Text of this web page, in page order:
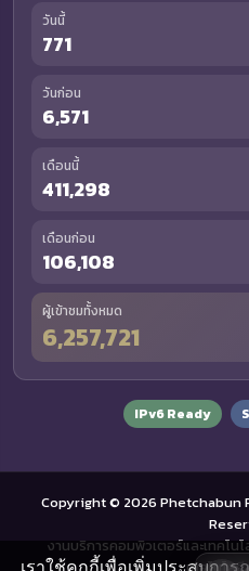
วันนี้
771
วันก่อน
6,571
เดือนนี้
411,298
เดือนก่อน
106,108
ผู้เข้าชมทั้งหมด
6,257,721
IPv6 Ready
Copyright © 2026 Phetchabun
งานบริการคอมพิวเตอร์และเทคโ